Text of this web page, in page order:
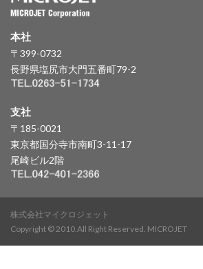
本社
〒399-0732
長野県塩尻市大門五番町79-2
支社
〒185-0021
東京都国分寺市南町3-11-17
尾崎ビル2階
株式会社マイクロジェット
Copyright © 2010.All Right Reserved. MICROJET